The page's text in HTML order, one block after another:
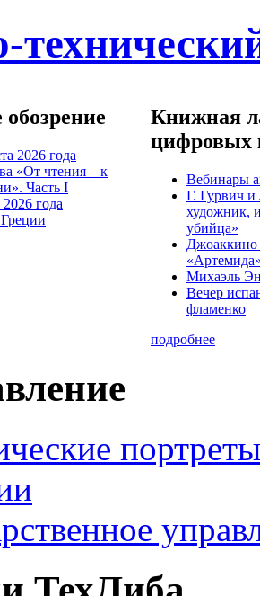
2026 года
«От чтения – к
Часть I
года
Книжная
цифровых
Вебинары
Г. Гурвич
художник,
убийца»
Михаэль
Вечер
фламенко
подробнее